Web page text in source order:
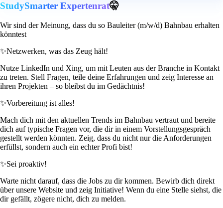
StudySmarter Expertenrat🤫
Wir sind der Meinung, dass du so Bauleiter (m/w/d) Bahnbau erhalten
könntest
✨Netzwerken, was das Zeug hält!
Nutze LinkedIn und Xing, um mit Leuten aus der Branche in Kontakt
zu treten. Stell Fragen, teile deine Erfahrungen und zeig Interesse an
ihren Projekten – so bleibst du im Gedächtnis!
✨Vorbereitung ist alles!
Mach dich mit den aktuellen Trends im Bahnbau vertraut und bereite
dich auf typische Fragen vor, die dir in einem Vorstellungsgespräch
gestellt werden könnten. Zeig, dass du nicht nur die Anforderungen
erfüllst, sondern auch ein echter Profi bist!
✨Sei proaktiv!
Warte nicht darauf, dass die Jobs zu dir kommen. Bewirb dich direkt
über unsere Website und zeig Initiative! Wenn du eine Stelle siehst, die
dir gefällt, zögere nicht, dich zu melden.